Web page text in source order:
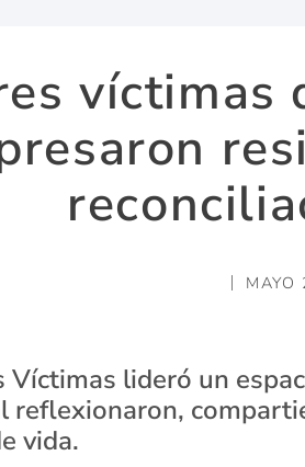
víctimas
Víctimas lideró un
reflexionaron,
vida.